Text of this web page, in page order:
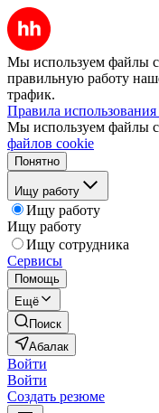
Мы используем файлы
правильную работу
трафик.
Правила
Мы используем файлы
файлов cookie
Понятно
Ищу работу
Ищу работу
Ищу работу
Ищу сотрудника
Сервисы
Помощь
Ещё
Поиск
Абалак
Войти
Войти
Создать резюме